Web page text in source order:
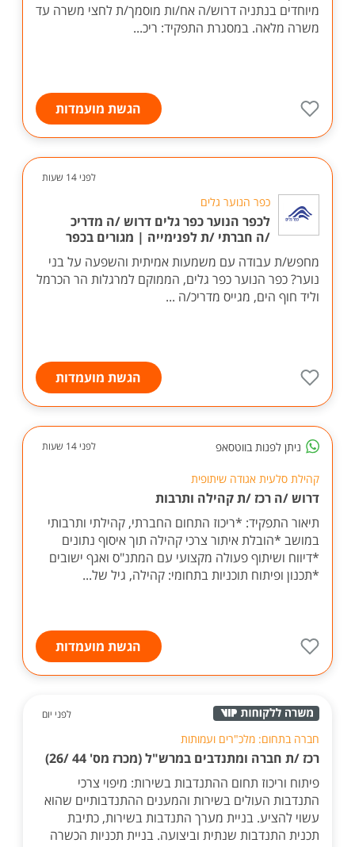
מיוחדים בנתניה דרוש/ה אח/ות מוסמך/ת לחצי משרה עד
משרה מלאה. במסגרת התפקיד: ריכ...
הגשת מועמדות
לפני 14 שעות
כפר הנוער גלים
לכפר הנוער כפר גלים דרוש /ה מדריכ
/ה חברתי /ת לפנימייה | מגורים בכפר
מחפש/ת עבודה עם משמעות אמיתית והשפעה על בני
נוער? כפר הנוער כפר גלים, הממוקם למרגלות הר הכרמל
וליד חוף הים, מגייס מדריכ/ה ...
הגשת מועמדות
ניתן לפנות בווטסאפ לפני 14 שעות
קהילת סלעית אגודה שיתופית
דרוש /ה רכז /ת קהילה ותרבות
תיאור התפקיד: *ריכוז התחום החברתי, קהילתי ותרבותי
במושב *הובלת איתור צרכי קהילה תוך איסוף נתונים
*דיווח ושיתוף פעולה מקצועי עם המתנ"ס ואגף ישובים
*תכנון ופיתוח תוכניות בתחומי: קהילה, גיל של...
הגשת מועמדות
לפני יום
חברה בתחום: מלכ"רים ועמותות
רכז /ת חברה ומתנדבים במרש"ל (מכרז מס' 44 /26)
פיתוח וריכוז תחום ההתנדבות בשירות: מיפוי צרכי
התנדבות העולים בשירות והמענים ההתנדבותיים שהוא
עשוי להציע. בניית מערך התנדבות בשירות, כתיבת
תכנית התנדבות שנתית וביצועה. בניית תכניות הכשרה